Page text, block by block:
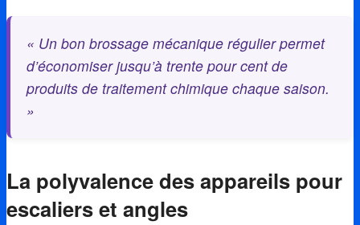
« Un bon brossage mécanique régulier permet
d’économiser jusqu’à trente pour cent de
produits de traitement chimique chaque saison.
»
La polyvalence des appareils pour
escaliers et angles